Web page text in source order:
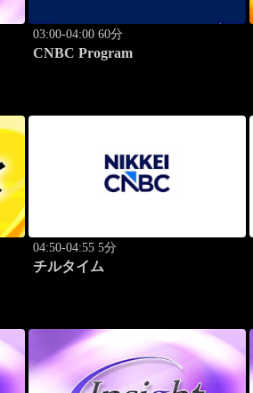
03:00-04:00 60分
CNBC Program
04:50-04:55 5分
チルタイム